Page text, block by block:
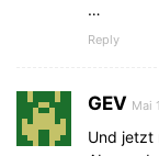
…
Reply
GEV Mai
Und jetzt